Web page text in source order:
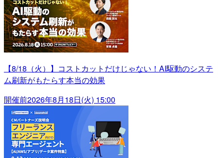
【8/18（火）】コストカットだけじゃない！AI駆動のシステ
ム刷新がもたらす本当の効果
開催前2026年8月18日(火) 15:00